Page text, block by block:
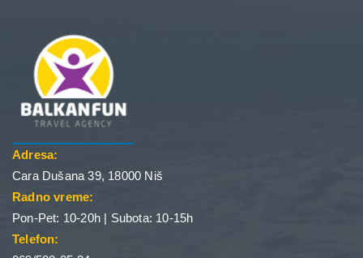
Adresa:
Cara Dušana 39, 18000 Niš
Radno vreme:
Pon-Pet: 10-20h | Subota: 10-15h
Telefon: